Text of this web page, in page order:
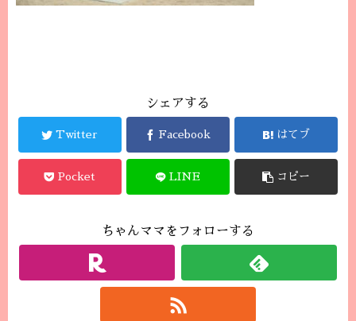
シェアする
Twitter Facebook はてブ
Pocket LINE コピー
ちゃんママをフォローする